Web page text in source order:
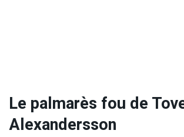
Le palmarès fou de
Alexandersson